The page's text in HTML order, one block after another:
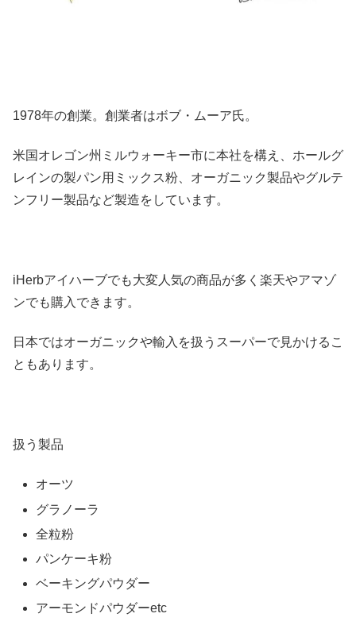
1978年の創業。創業者はボブ・ムーア氏。
米国オレゴン州ミルウォーキー市に本社を構え、ホールグ
レインの製パン用ミックス粉、オーガニック製品やグルテ
ンフリー製品など製造をしています。
iHerbアイハーブでも大変人気の商品が多く楽天やアマゾ
ンでも購入できます。
日本ではオーガニックや輸入を扱うスーパーで見かけるこ
ともあります。
扱う製品
オーツ
グラノーラ
全粒粉
パンケーキ粉
ベーキングパウダー
アーモンドパウダーetc